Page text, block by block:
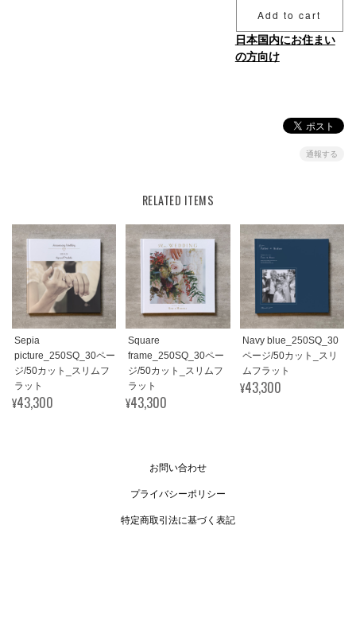
Add to cart
日本国内にお住まい
の方向け
通報する
RELATED ITEMS
Sepia
picture_250SQ_30ペー
ジ/50カット_スリムフ
ラット
¥43,300
Square
frame_250SQ_30ペー
ジ/50カット_スリムフ
ラット
¥43,300
Navy blue_250SQ_30
ページ/50カット_スリ
ムフラット
¥43,300
お問い合わせ
プライバシーポリシー
特定商取引法に基づく表記